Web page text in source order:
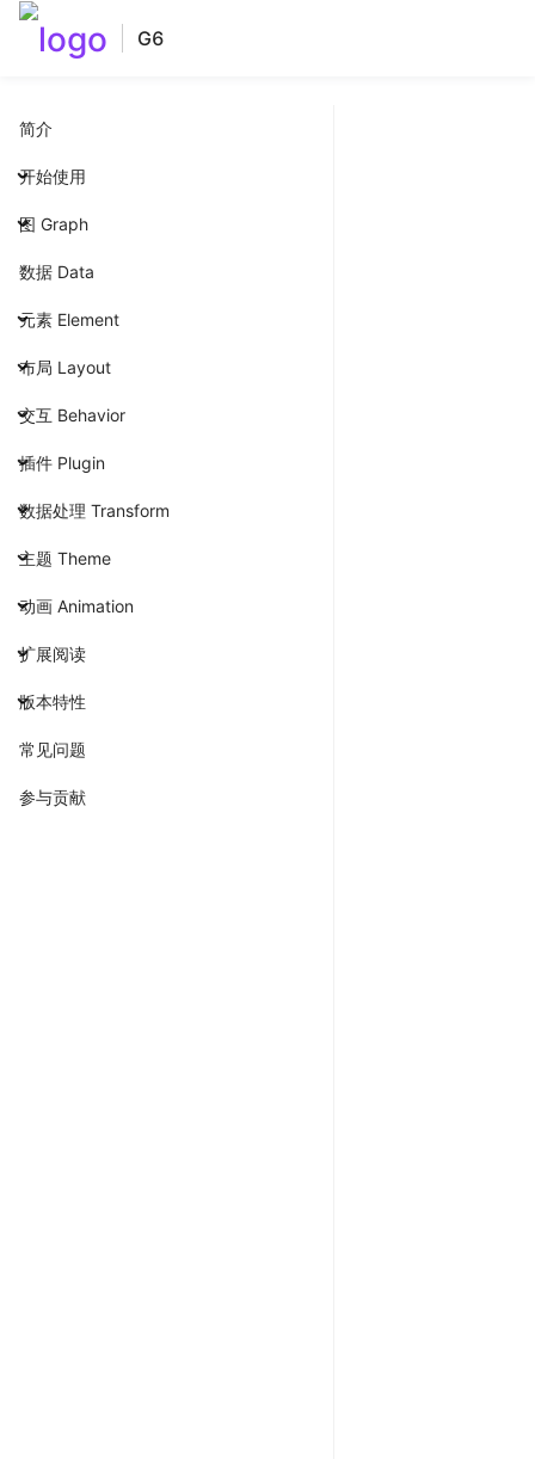
G6
简介
开始使用
图 Graph
数据 Data
元素 Element
布局 Layout
交互 Behavior
插件 Plugin
数据处理 Transform
主题 Theme
动画 Animation
扩展阅读
版本特性
常见问题
参与贡献